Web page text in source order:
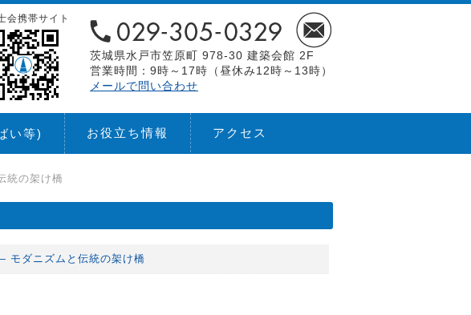
茨城県水戸市笠原町 978-30 建築会館 2F
営業時間：9時～17時（昼休み12時～13時）
メールで問い合わせ
会携帯サイト
い等) お役立ち情報 アクセス
統の架け橋
ダニズムと伝統の架け橋